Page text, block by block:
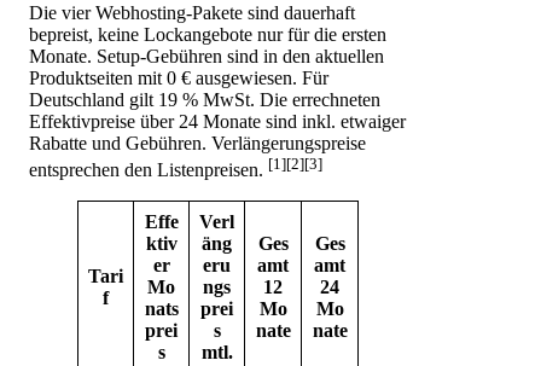
Die vier Webhosting-Pakete sind dauerhaft
bepreist, keine Lockangebote nur für die ersten
Monate. Setup-Gebühren sind in den aktuellen
Produktseiten mit 0 € ausgewiesen. Für
Deutschland gilt 19 % MwSt. Die errechneten
Effektivpreise über 24 Monate sind inkl. etwaiger
Rabatte und Gebühren. Verlängerungspreise
entsprechen den Listenpreisen. [1][2][3]
Tari
f
Effe
ktiv
er
Mo
nats
prei
s
Verl
äng
eru
ngs
prei
s
mtl.
Ges
amt
12
Mo
nate
Ges
amt
24
Mo
nate